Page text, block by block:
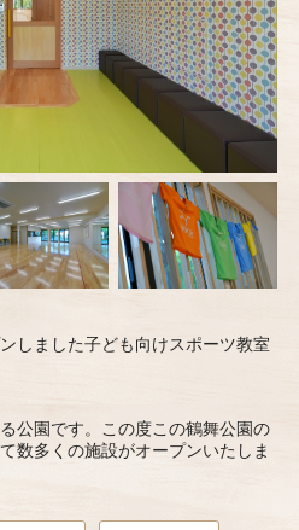
しました子ども向けスポーツ教室
公園です。この度この鶴舞公園の
数多くの施設がオープンいたしま